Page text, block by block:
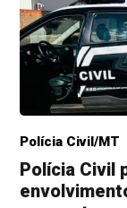
Polícia Civil/MT
Polícia Civil